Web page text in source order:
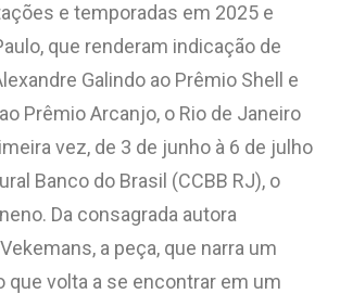
e temporadas em 2025 e
que renderam indicação de
Galindo ao Prêmio Shell e
Prêmio Arcanjo, o Rio de Janeiro
vez, de 3 de junho à 6 de julho
Banco do Brasil (CCBB RJ), o
Da consagrada autora
a peça, que narra um
que volta a se encontrar em um